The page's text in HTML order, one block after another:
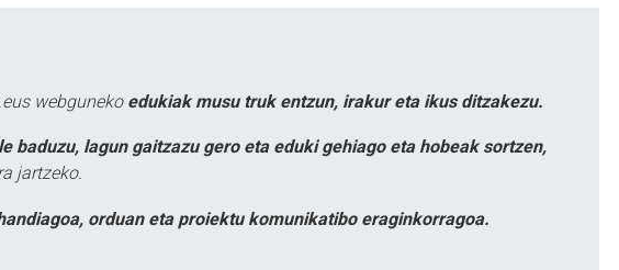
webguneko edukiak musu truk entzun, irakur eta ikus ditzakezu.
baduzu, lagun gaitzazu gero eta eduki gehiago eta hobeak sortzen,
jartzeko.
orduan eta proiektu komunikatibo eraginkorragoa.